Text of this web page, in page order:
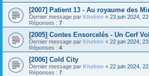
[2007] Patient 13 - Au royaume des
Dernier message par Khelren « 23 juin 2024,
Réponses : 7
[2005] Contes Ensorcelés - Un Cerf
Dernier message par Khelren « 22 juin 2024,
Réponses : 4
[2006] Cold City
Dernier message par Khelren « 22 juin 2024,
Réponses : 7